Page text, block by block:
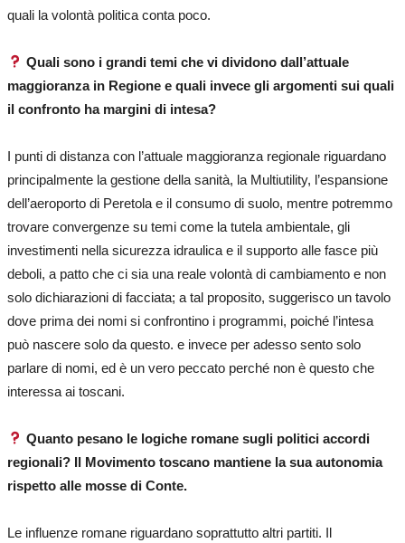
quali la volontà politica conta poco.
Quali sono i grandi temi che vi dividono dall’attuale
maggioranza in Regione e quali invece gli argomenti sui quali
il confronto ha margini di intesa?
I punti di distanza con l’attuale maggioranza regionale riguardano
principalmente la gestione della sanità, la Multiutility, l’espansione
dell’aeroporto di Peretola e il consumo di suolo, mentre potremmo
trovare convergenze su temi come la tutela ambientale, gli
investimenti nella sicurezza idraulica e il supporto alle fasce più
deboli, a patto che ci sia una reale volontà di cambiamento e non
solo dichiarazioni di facciata; a tal proposito, suggerisco un tavolo
dove prima dei nomi si confrontino i programmi, poiché l’intesa
può nascere solo da questo. e invece per adesso sento solo
parlare di nomi, ed è un vero peccato perché non è questo che
interessa ai toscani.
Quanto pesano le logiche romane sugli politici accordi
regionali? Il Movimento toscano mantiene la sua autonomia
rispetto alle mosse di Conte.
Le influenze romane riguardano soprattutto altri partiti. Il